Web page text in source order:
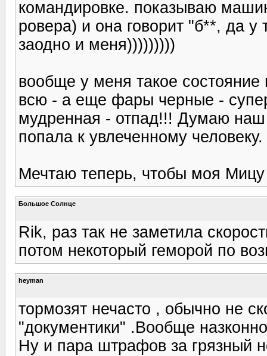
командировке. показываю
ровера) и она говорит "б**, да
заодно и меня)))))))))
вообще у меня такое
всю - а еще фары черные -
мудренная - отпад!!! Думаю
попала к увлеченному человеку.
Мечтаю теперь, чтобы моя
Большое Солнце
Rik, раз так не заметила
потом некоторый геморой по
heyman
тормозят нечасто , обычно не
"документики" .Вообще
Ну и пара штрафов за грязный